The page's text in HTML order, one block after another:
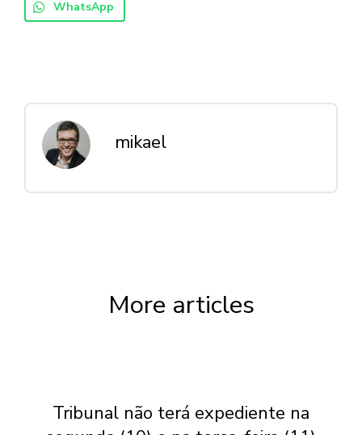
WhatsApp
mikael
More articles
Tribunal não terá expediente na